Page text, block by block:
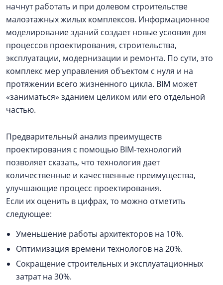
начнут работать и при долевом строительстве
малоэтажных жилых комплексов. Информационное
моделирование зданий создает новые условия для
процессов проектирования, строительства,
эксплуатации, модернизации и ремонта. По сути, это
комплекс мер управления объектом с нуля и на
протяжении всего жизненного цикла. BIM может
«заниматься» зданием целиком или его отдельной
частью.
Предварительный анализ преимуществ
проектирования с помощью BIM-технологий
позволяет сказать, что технология дает
количественные и качественные преимущества,
улучшающие процесс проектирования.
Если их оценить в цифрах, то можно отметить
следующее:
Уменьшение работы архитекторов на 10%.
Оптимизация времени технологов на 20%.
Сокращение строительных и эксплуатационных
затрат на 30%.